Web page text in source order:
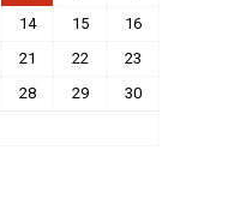
14 15
16
21 22
23
28 29
30